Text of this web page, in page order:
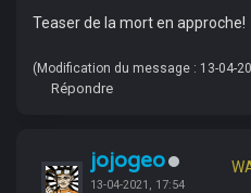
Teaser de la mort en approche!
(Modification du message : 13-04-
Répondre
jojogeo
13-04-2021, 17:54